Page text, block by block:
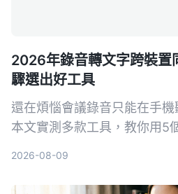
2026年錄音轉文字跨裝置
驟選出好工具
還在煩惱會議錄音只能在手
本文實測多款工具，教你用5
2026-08-09